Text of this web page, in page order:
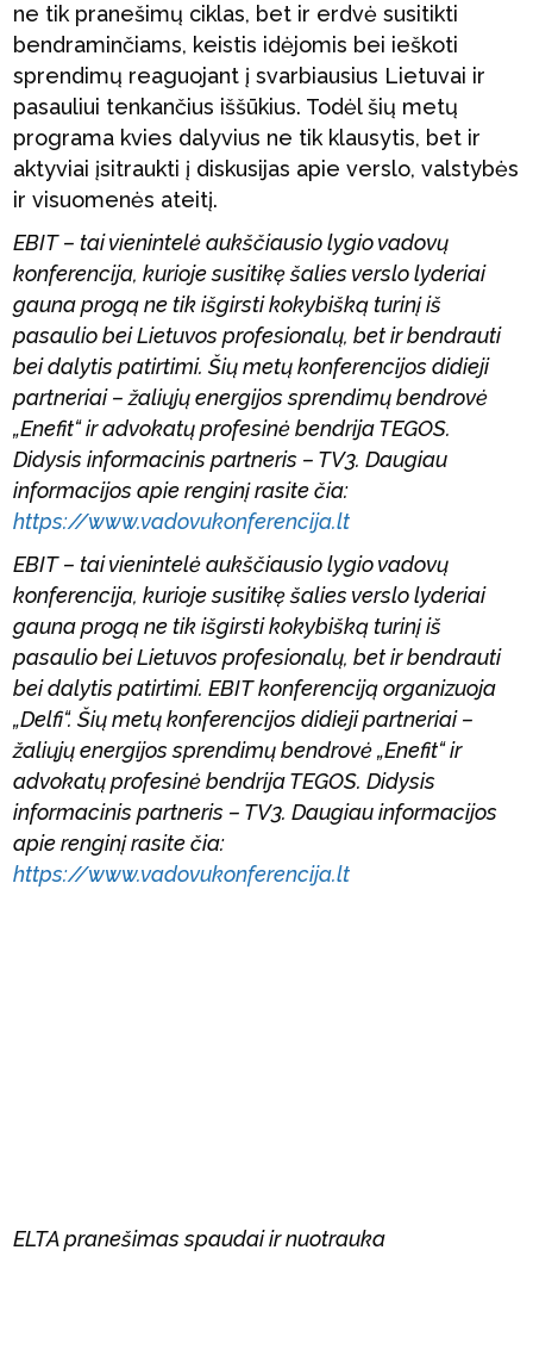
ne tik pranešimų ciklas, bet ir erdvė susitikti
bendraminčiams, keistis idėjomis bei ieškoti
sprendimų reaguojant į svarbiausius Lietuvai ir
pasauliui tenkančius iššūkius. Todėl šių metų
programa kvies dalyvius ne tik klausytis, bet ir
aktyviai įsitraukti į diskusijas apie verslo, valstybės
ir visuomenės ateitį.
EBIT – tai vienintelė aukščiausio lygio vadovų
konferencija, kurioje susitikę šalies verslo lyderiai
gauna progą ne tik išgirsti kokybišką turinį iš
pasaulio bei Lietuvos profesionalų, bet ir bendrauti
bei dalytis patirtimi. Šių metų konferencijos didieji
partneriai – žaliųjų energijos sprendimų bendrovė
„Enefit“ ir advokatų profesinė bendrija TEGOS.
Didysis informacinis partneris – TV3. Daugiau
informacijos apie renginį rasite čia:
https://www.vadovukonferencija.lt
EBIT – tai vienintelė aukščiausio lygio vadovų
konferencija, kurioje susitikę šalies verslo lyderiai
gauna progą ne tik išgirsti kokybišką turinį iš
pasaulio bei Lietuvos profesionalų, bet ir bendrauti
bei dalytis patirtimi. EBIT konferenciją organizuoja
„Delfi“. Šių metų konferencijos didieji partneriai –
žaliųjų energijos sprendimų bendrovė „Enefit“ ir
advokatų profesinė bendrija TEGOS. Didysis
informacinis partneris – TV3. Daugiau informacijos
apie renginį rasite čia:
https://www.vadovukonferencija.lt
ELTA pranešimas spaudai ir nuotrauka